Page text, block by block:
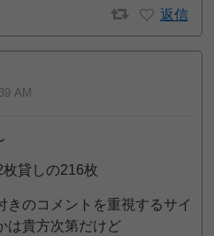
返信
AM
貸しの216枚
きのコメントを重視するサイ
は貴方次第だけど